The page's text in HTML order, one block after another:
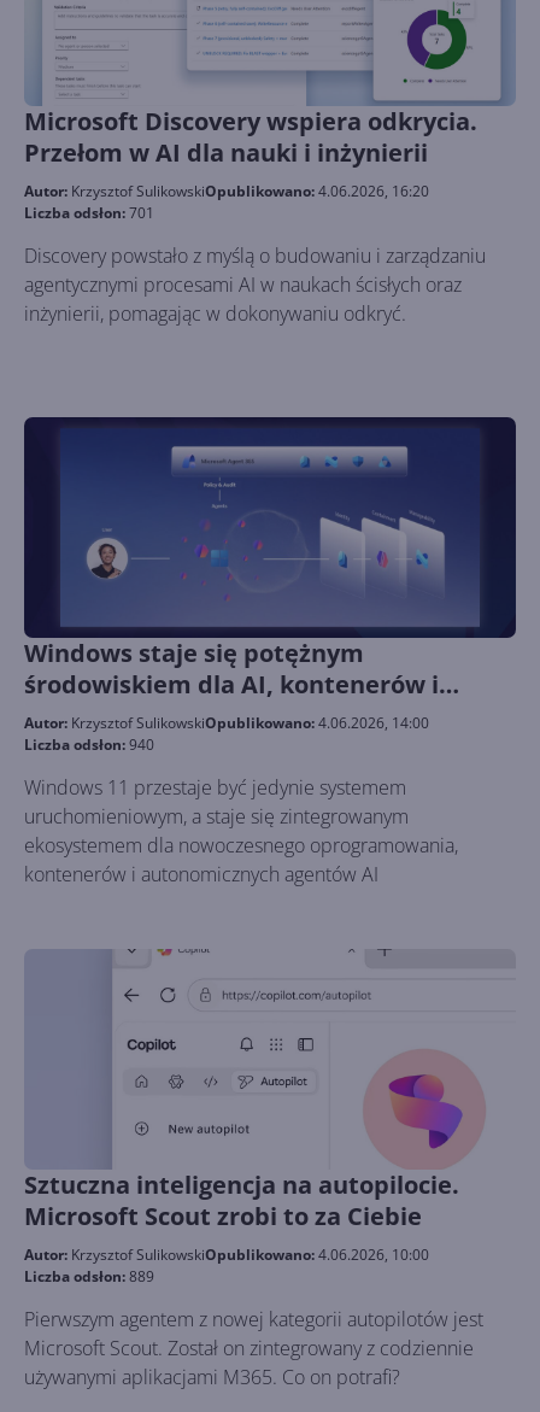
Microsoft Discovery wspiera odkrycia.
Przełom w AI dla nauki i inżynierii
Autor: Krzysztof SulikowskiOpublikowano:4.06.2026, 16:20
Liczba odsłon:701
Discovery powstało z myślą o budowaniu i zarządzaniu
agentycznymi procesami AI w naukach ścisłych oraz
inżynierii, pomagając w dokonywaniu odkryć.
Windows staje się potężnym
środowiskiem dla AI, kontenerów i
agentów
Autor: Krzysztof SulikowskiOpublikowano:4.06.2026, 14:00
Liczba odsłon:940
Windows 11 przestaje być jedynie systemem
uruchomieniowym, a staje się zintegrowanym
ekosystemem dla nowoczesnego oprogramowania,
kontenerów i autonomicznych agentów AI
Sztuczna inteligencja na autopilocie.
Microsoft Scout zrobi to za Ciebie
Autor: Krzysztof SulikowskiOpublikowano:4.06.2026, 10:00
Liczba odsłon:889
Pierwszym agentem z nowej kategorii autopilotów jest
Microsoft Scout. Został on zintegrowany z codziennie
używanymi aplikacjami M365. Co on potrafi?